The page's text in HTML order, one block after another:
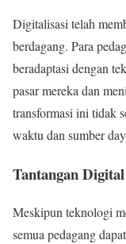
Digitalisasi telah
berdagang. Para
beradaptasi dengan
pasar mereka dan
transformasi ini tidak
waktu dan sumber
Tantangan
Meskipun teknologi
semua pedagang